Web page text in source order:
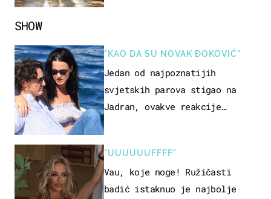
SHOW
"KAO DA SU NOVAK ĐOKOVIĆ"
Jedan od najpoznatijih
svjetskih parova stigao na
Jadran, ovakve reakcije
"UUUUUUFFFF"
Vau, koje noge! Ružičasti
badić istaknuo je najbolje